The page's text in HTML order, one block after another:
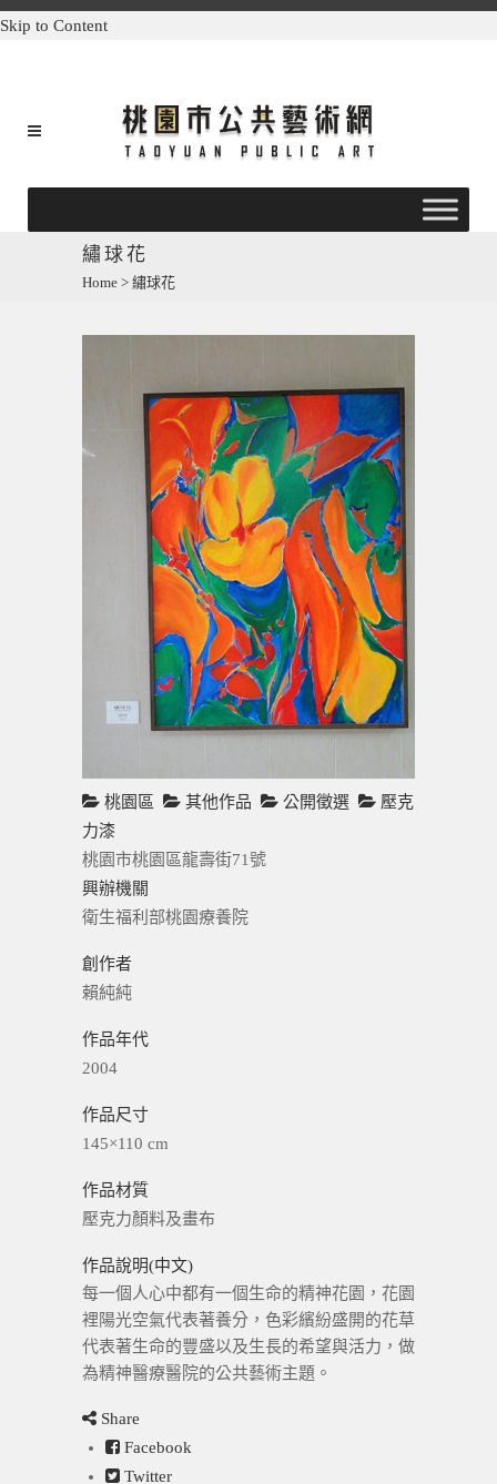
Skip to Content
繡球花
Home > 繡球花
桃園區 其他作品 公開徵選
壓克
力漆
桃園市桃園區龍壽街71號
興辦機關
衛生福利部桃園療養院
創作者
賴純純
作品年代
2004
作品尺寸
145×110 cm
作品材質
壓克力顏料及畫布
作品說明(中文)
每一個人心中都有一個生命的精神花園，花園
裡陽光空氣代表著養分，色彩繽紛盛開的花草
代表著生命的豐盛以及生長的希望與活力，做
為精神醫療醫院的公共藝術主題。
Share
Facebook
Twitter